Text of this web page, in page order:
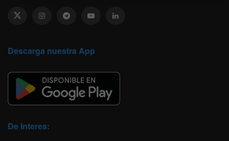
Descarga nuestra App
De Interes: